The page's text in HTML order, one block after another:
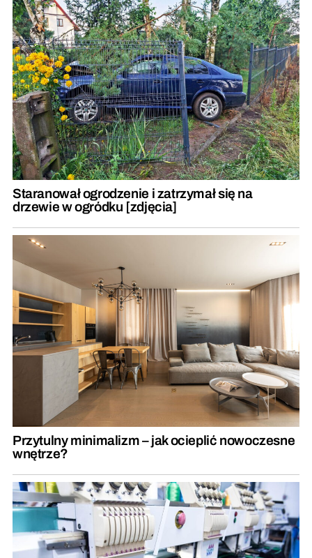
Staranował ogrodzenie i zatrzymał się na
drzewie w ogródku [zdjęcia]
Przytulny minimalizm – jak ocieplić nowoczesne
wnętrze?